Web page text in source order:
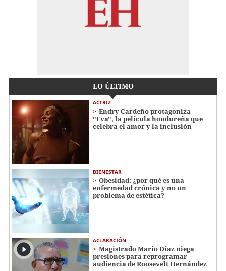
LO ÚLTIMO
ACTRIZ
Endry Cardeño protagoniza
"Eva", la película hondureña que
celebra el amor y la inclusión
BIENESTAR
Obesidad: ¿por qué es una
enfermedad crónica y no un
problema de estética?
ACLARACIÓN
Magistrado Mario Díaz niega
presiones para reprogramar
audiencia de Roosevelt Hernández